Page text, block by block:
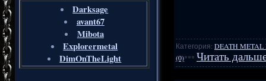
Darksage
avant67
Mibota
Explorermetal
DimOnTheLight
Категория: DEATH METAL
(0)*** Читать